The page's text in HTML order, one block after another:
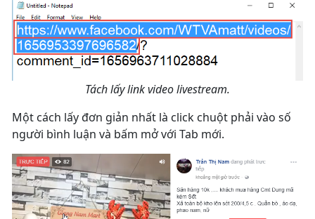
Tách lấy link video livestream.
Một cách lấy đơn giản nhất là click chuột phải vào số
người bình luận và bấm mở với Tab mới.